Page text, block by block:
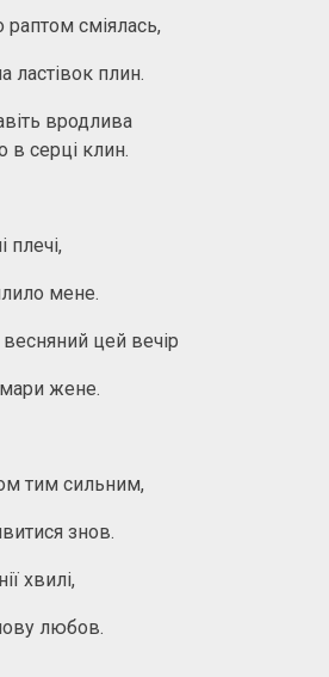
сміялась,
ластівок плин.
вродлива
в серці клин.
плечі,
мене.
цей вечір
жене.
тим сильним,
знов.
хвилі,
любов.